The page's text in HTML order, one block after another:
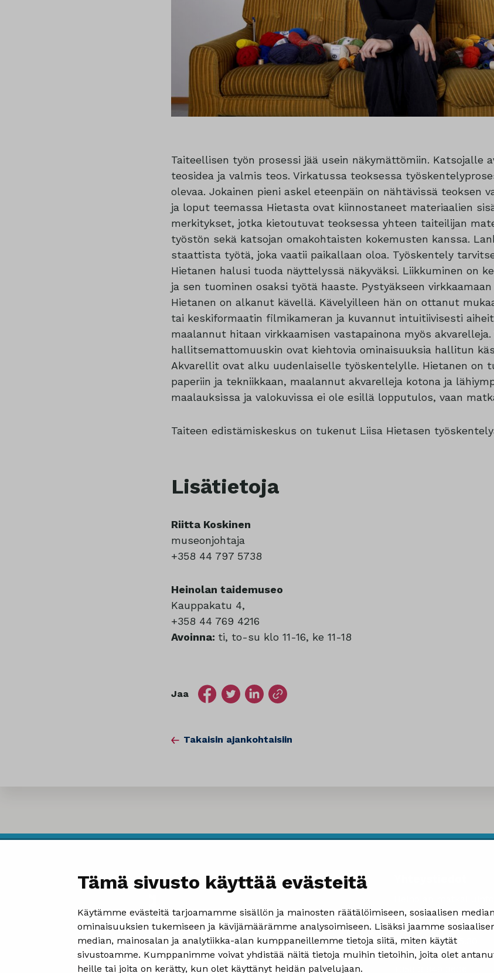
Tämä sivusto käyttää evästeitä
Käytämme evästeitä tarjoamamme sisällön ja mainosten räätälöimiseen, sosiaalisen median
ominaisuuksien tukemiseen ja kävijämäärämme analysoimiseen. Lisäksi jaamme
median, mainosalan ja analytiikka-alan kumppaneillemme tietoja siitä, miten käytät
sivustoamme. Kumppanimme voivat yhdistää näitä tietoja muihin tietoihin, joita olet
heille tai joita on kerätty, kun olet käyttänyt heidän palvelujaan.
Taiteellisen työn prosessi jää usein näkymättömiin. Katsojalle
teosidea ja valmis teos. Virkatussa teoksessa
olevaa. Jokainen pieni askel eteenpäin on nähtävissä teoksen
ja loput teemassa Hietasta ovat kiinnostaneet materiaalien
merkitykset, jotka kietoutuvat teoksessa yhteen taiteilijan
työstön sekä katsojan omakohtaisten kokemusten kanssa.
staattista työtä, joka vaatii paikallaan oloa. Työskentely
Hietanen halusi tuoda näyttelyssä näkyväksi. Liikkuminen on
ja sen tuominen osaksi työtä haaste. Pystyäkseen
Hietanen on alkanut kävellä. Kävelyilleen hän on ottanut
tai keskiformaatin filmikameran ja kuvannut intuitiivisesti
maalannut hitaan virkkaamisen vastapainona myös akvarelleja.
hallitsemattomuuskin ovat kiehtovia ominaisuuksia hallitun
Akvarellit ovat alku uudenlaiselle työskentelylle. Hietanen on
paperiin ja tekniikkaan, maalannut akvarelleja kotona ja
maalauksissa ja valokuvissa ei ole esillä lopputulos, vaan
Taiteen edistämiskeskus on tukenut Liisa Hietasen
Lisätietoja
Riitta Koskinen
museonjohtaja
+358 44 797 5738
Heinolan taidemuseo
Kauppakatu 4,
+358 44 769 4216
Avoinna: ti, to-su klo 11-16, ke 11-18
Jaa
Takaisin ajankohtaisiin
Kauppakatu 4
18100 Heinola
ma-pe 08.30-15.30
matkailu@heinola.fi